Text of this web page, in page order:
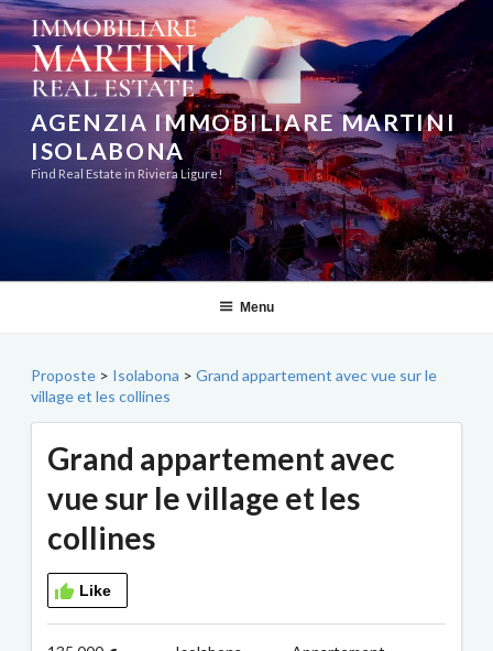
Aller
au
contenu
principal
AGENZIA IMMOBILIARE MARTINI
ISOLABONA
Find Real Estate in Riviera Ligure!
Menu
Proposte > Isolabona > Grand appartement avec vue sur le
village et les collines
Grand appartement avec
vue sur le village et les
collines
Like